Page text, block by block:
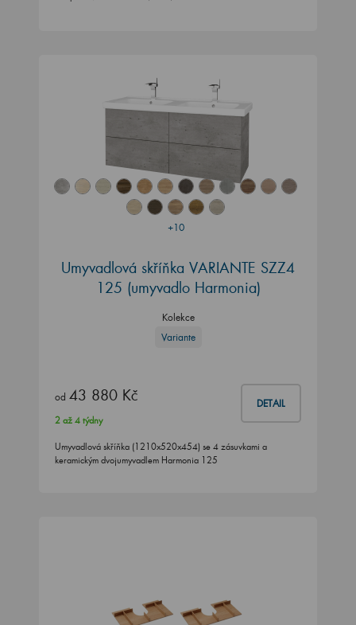
+10
Umyvadlová skříňka VARIANTE SZZ4
125 (umyvadlo Harmonia)
Kolekce
Variante
od 43 880 Kč DETAIL
2 až 4 týdny
Umyvadlová skříňka (1210x520x454) se 4 zásuvkami a
keramickým dvojumyvadlem Harmonia 125